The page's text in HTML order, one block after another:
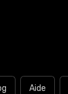
Aide